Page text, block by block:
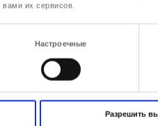
вами их сервисов.
Настроечные
Разрешить